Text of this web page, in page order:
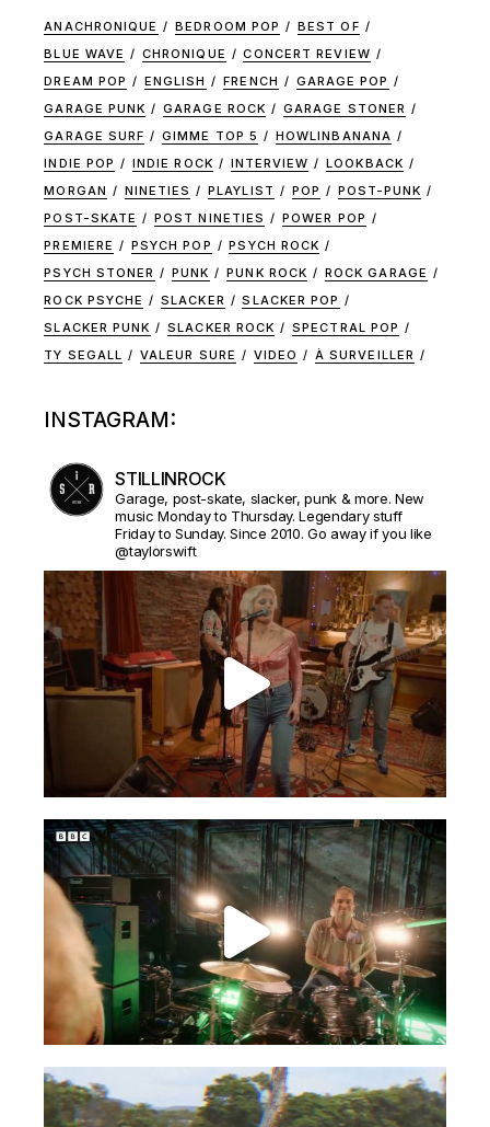
ANACHRONIQUE BEDROOM POP
BEST OF
BLUE WAVE
CHRONIQUE
CONCERT REVIEW
DREAM POP
ENGLISH FRENCH
GARAGE POP
GARAGE PUNK
GARAGE ROCK
GARAGE STONER
GARAGE SURF
GIMME TOP 5
HOWLINBANANA
INDIE POP
INDIE ROCK INTERVIEW
LOOKBACK
MORGAN
NINETIES PLAYLIST POP
POST-PUNK
POST-SKATE
POST NINETIES
POWER POP
PREMIERE
PSYCH POP
PSYCH ROCK
PSYCH STONER
PUNK PUNK ROCK
ROCK GARAGE
ROCK PSYCHE
SLACKER
SLACKER POP
SLACKER PUNK
SLACKER ROCK
SPECTRAL POP
TY SEGALL
VALEUR SURE VIDEO À SURVEILLER
INSTAGRAM:
STILLINROCK
Garage, post-skate, slacker, punk & more. New
music Monday to Thursday. Legendary stuff
Friday to Sunday. Since 2010. Go away if you like
@taylorswift